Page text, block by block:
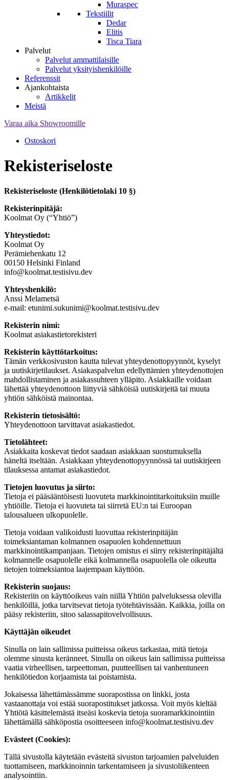
Muraspec
Tekstiilit
Dedar
Elitis
Tisca Tiara
Palvelut
Palvelut ammattilaisille
Palvelut yksityishenkilöille
Referenssit
Ajankohtaista
Artikkelit
Meistä
Varaa aika Showroomille
Ostoskori
Rekisteriseloste
Rekisteriseloste (Henkilötietolaki 10 §)
Rekisterinpitäjä:
Koolmat Oy (“Yhtiö”)
Yhteystiedot:
Koolmat Oy
Perämiehenkatu 12
00150 Helsinki Finland
info@koolmat.testisivu.dev
Yhteyshenkilö:
Anssi Melametsä
e-mail: etunimi.sukunimi@koolmat.testisivu.dev
Rekisterin nimi:
Koolmat asiakastietorekisteri
Rekisterin käyttötarkoitus:
Tämän verkkosivuston kautta tulevat yhteydenottopyynnöt, kyselyt
ja uutiskirjetilaukset. Asiakaspalvelun edellyttämien yhteydenottojen
mahdollistaminen ja asiakassuhteen ylläpito. Asiakkaille voidaan
lähettää yhteydenottoon liittyviä sähköisiä uutiskirjeitä tai muuta
yhtiön sähköistä mainontaa.
Rekisterin tietosisältö:
Yhteydenottoon tarvittavat asiakastiedot.
Tietolähteet:
Asiakkaita koskevat tiedot saadaan asiakkaan suostumuksella
häneltä itseltään. Asiakkaan yhteydenottopyynnössä tai uutiskirjeen
tilauksessa antamat asiakastiedot.
Tietojen luovutus ja siirto:
Tietoja ei pääsääntöisesti luovuteta markkinointitarkoituksiin muille
yhtiöille. Tietoja ei luovuteta tai siirretä EU:n tai Euroopan
talousalueen ulkopuolelle.
Tietoja voidaan valikoidusti luovuttaa rekisterinpitäjän
toimeksiantaman kolmannen osapuolen kohdennettuun
markkinointikampanjaan. Tietojen omistus ei siirry rekisterinpitäjältä
kolmannelle osapuolelle eikä kolmannella osapuolella ole oikeutta
tietojen toimeksiantoa laajempaan käyttöön.
Rekisterin suojaus:
Rekisteriin on käyttöoikeus vain niillä Yhtiön palveluksessa olevilla
henkilöillä, jotka tarvitsevat tietoja työtehtävissään. Kaikkia, joilla on
pääsy rekisteriin, sitoo salassapitovelvollisuus.
Käyttäjän oikeudet
Sinulla on lain sallimissa puitteissa oikeus tarkastaa, mitä tietoja
olemme sinusta keränneet. Sinulla on oikeus lain sallimissa puitteissa
vaatia virheellisen, tarpeettoman, puutteellisen tai vanhentuneen
henkilötiedon korjaamista tai poistamista.
Jokaisessa lähettämässämme suorapostissa on linkki, josta
vastaanottaja voi estää suorapostitukset jatkossa. Voit myös kieltää
Yhtiötä käsittelemästä itseäsi koskevia tietoja suoramarkkinointiin
lähettämällä sähköpostia osoitteeseen info@koolmat.testisivu.dev
Evästeet (Cookies):
Tällä sivustolla käytetään evästeitä sivuston tarjoamien palveluiden
tuottamiseen, markkinoinnin tarkentamiseen ja sivustoliikenteen
analysointiin.